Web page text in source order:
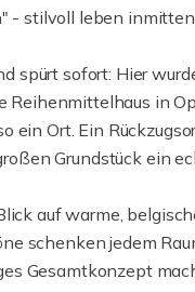
- stilvoll leben inmitten
spürt sofort: Hier
in
ein Ort. Ein
Grundstück ein
auf warme,
schenken jedem
Gesamtkonzept